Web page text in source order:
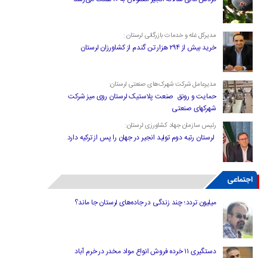
مدیرکل غله و خدمات بازرگانی لرستان :
خرید بیش از ۲۹۴ هزار تن گندم از کشاورزان لرستان
مدیرعامل شرکت شهرک‌های صنعتی لرستان:
حمایت و رونق صنعت پلاستیک لرستان روی میز شرکت
شهرکهای صنعتی
رئیس سازمان جهاد کشاورزی لرستان:
لرستان رتبه دوم تولید انجیر در جهان را پس از ترکیه دارد
اجتماعی
میلیون تردد؛ چند زندگی در جاده‌های لرستان جا ماند؟
دستگیری ۱۱ خرده فروش انواع مواد مخدر در خرم آباد